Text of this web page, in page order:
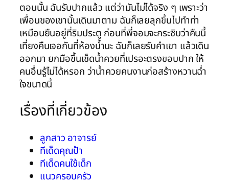
ตอนนั้น ฉันรับปากแล้ว แต่ว่ามันไม่ได้จริง ๆ เพราะว่า
เพื่อนของเขานั้นเดินมาตาม ฉันก็เลยลุกขึ้นไปทำท่า
เหมือนยืนอยู่ที่ริมประตู ก่อนที่พี่จอมจะกระซิบว่าคืนนี้
เที่ยงคืนเจอกันที่ห้องน้ำนะ ฉันก็เลยรับคำเขา แล้วเดิน
ออกมา ยกมือขึ้นเช็ดน้ำควยที่เปรอะตรงขอบปาก ให้
คนอื่นรู้ไม่ได้หรอก ว่าน้ำควยคนงานก่อสร้างหวานฉ่ำ
ใจขนาดนี้
เรื่องที่เกี่ยวข้อง
ลูกสาว อาจารย์
ทีเด็ดคุณป้า
ทีเด็ดคนใช้เด็ก
แนวครอบครัว